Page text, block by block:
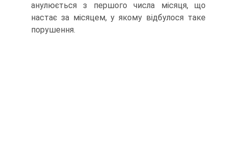
анулюється з першого числа місяця, що
настає за місяцем, у якому від­булося таке
порушення.